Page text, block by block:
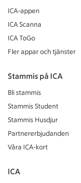
ICA-appen
ICA Scanna
ICA ToGo
Fler appar och tjänster
Stammis på ICA
Bli stammis
Stammis Student
Stammis Husdjur
Partnererbjudanden
Våra ICA-kort
ICA